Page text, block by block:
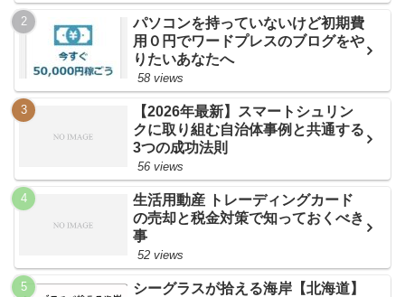
パソコンを持っていないけど初期費
用０円でワードプレスのブログをや
りたいあなたへ
58 views
【2026年最新】スマートシュリン
クに取り組む自治体事例と共通する
3つの成功法則
56 views
生活用動産 トレーディングカード
の売却と税金対策で知っておくべき
事
52 views
シーグラスが拾える海岸【北海道】